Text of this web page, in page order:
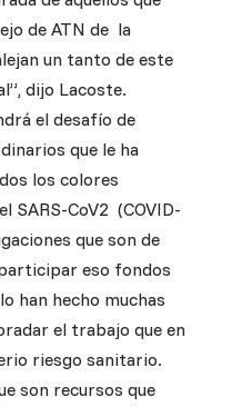
de ATN de la
un tanto de este
dijo Lacoste.
el desafío de
que le ha
los colores
SARS-CoV2 (COVID-
que son de
eso fondos
han hecho muchas
el trabajo que en
riesgo sanitario.
son recursos que